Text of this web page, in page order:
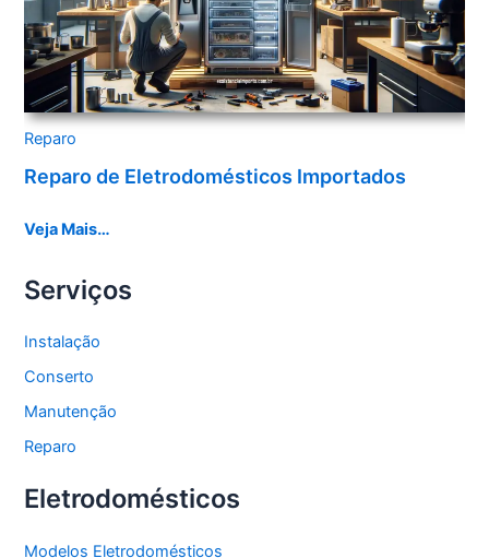
Reparo
Reparo de Eletrodomésticos Importados
Veja Mais…
Serviços
Instalação
Conserto
Manutenção
Reparo
Eletrodomésticos
Modelos Eletrodomésticos